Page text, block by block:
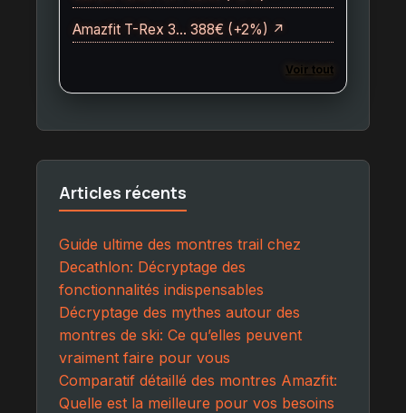
Amazfit T-Rex 3… 388€ (+2%) ↗
Voir tout
Articles récents
Guide ultime des montres trail chez
Decathlon: Décryptage des
fonctionnalités indispensables
Décryptage des mythes autour des
montres de ski: Ce qu’elles peuvent
vraiment faire pour vous
Comparatif détaillé des montres Amazfit:
Quelle est la meilleure pour vos besoins